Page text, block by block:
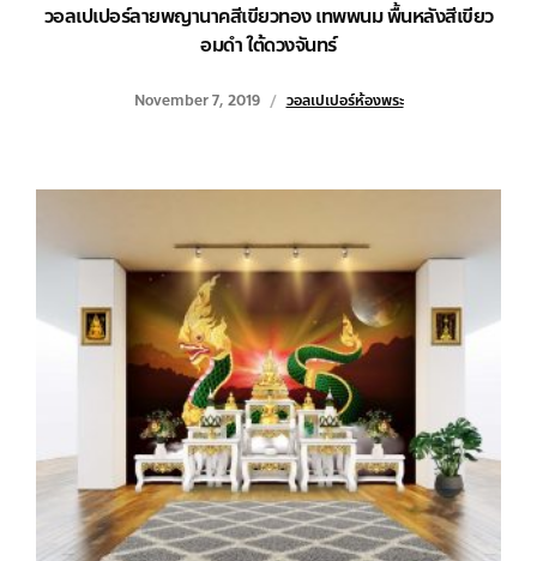
วอลเปเปอร์ลายพญานาคสีเขียวทอง เทพพนม พื้นหลังสีเขียว
อมดำ ใต้ดวงจันทร์
November 7, 2019 วอลเปเปอร์ห้องพระ